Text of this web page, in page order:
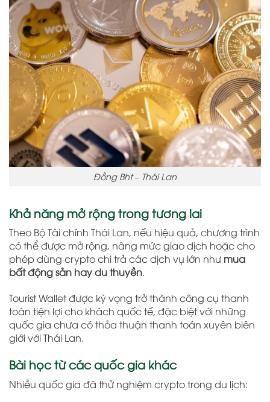
Đồng Bht – Thái Lan
Khả năng mở rộng trong tương lai
Theo Bộ Tài chính Thái Lan, nếu hiệu quả, chương trình
có thể được mở rộng, nâng mức giao dịch hoặc cho
phép dùng crypto chi trả các dịch vụ lớn như mua
bất động sản hay du thuyền.
Tourist Wallet được kỳ vọng trở thành công cụ thanh
toán tiện lợi cho khách quốc tế, đặc biệt với những
quốc gia chưa có thỏa thuận thanh toán xuyên biên
giới với Thái Lan.
Bài học từ các quốc gia khác
Nhiều quốc gia đã thử nghiệm crypto trong du lịch: